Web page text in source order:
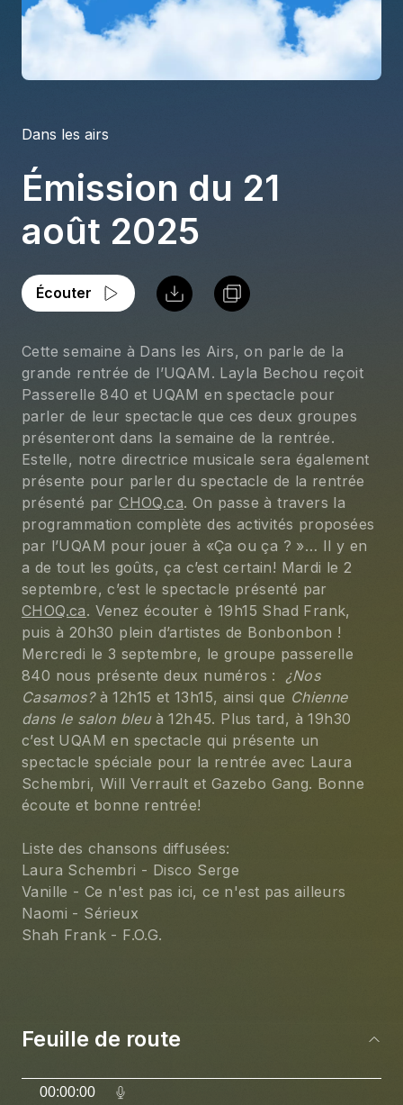
Carrière
Location studio
Dans les airs
Émission du 21
août 2025
Écouter
Cette semaine à Dans les Airs, on parle de la
grande rentrée de l’UQAM. Layla Bechou reçoit
Passerelle 840 et UQAM en spectacle pour
parler de leur spectacle que ces deux groupes
présenteront dans la semaine de la rentrée.
Estelle, notre directrice musicale sera également
présente pour parler du spectacle de la rentrée
présenté par CHOQ.ca. On passe à travers la
programmation complète des activités proposées
par l’UQAM pour jouer à «Ça ou ça ? »… Il y en
a de tout les goûts, ça c’est certain! Mardi le 2
septembre, c’est le spectacle présenté par
CHOQ.ca. Venez écouter è 19h15 Shad Frank,
puis à 20h30 plein d’artistes de Bonbonbon !
Mercredi le 3 septembre, le groupe passerelle
840 nous présente deux numéros :
¿Nos
Casamos? à 12h15 et 13h15, ainsi que Chienne
dans le salon bleu à 12h45. Plus tard, à 19h30
c’est UQAM en spectacle qui présente un
spectacle spéciale pour la rentrée avec Laura
Schembri, Will Verrault et Gazebo Gang. Bonne
écoute et bonne rentrée!
Liste des chansons diffusées:
Laura Schembri - Disco Serge
Vanille - Ce n'est pas ici, ce n'est pas ailleurs
Naomi - Sérieux
Shah Frank - F.O.G.
Feuille de route
00:00:00